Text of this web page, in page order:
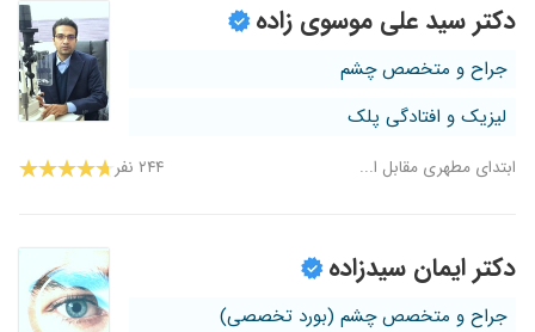
دکتر سید علی موسوی زاده
جراح و متخصص چشم
لیزیک و افتادگی پلک
ابتدای مطهری مقابل ا... ۲۴۴ نفر
دکتر ایمان سیدزاده
جراح و متخصص چشم (بورد تخصصی)